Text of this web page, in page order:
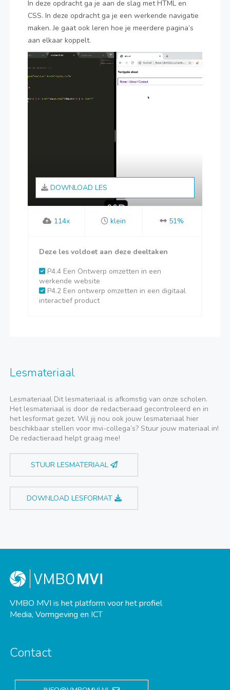
In deze opdracht ga je aan de slag met HTML en
CSS. In deze opdracht ga je een werkende navigatie
maken. Je gaat ook leren hoe je meerdere pagina’s
aan elkaar koppelt.
© VMBO MVI
DOWNLOAD LES
114x klein 51%
Deze les voldoet aan deze deeltaken
P4.4 Een Ontwerp omzetten in een
werkende website
P4.2 Een ontwerp omzetten in een digitaal
interactief product
Lesmateriaal
Lesmateriaal Dit lesmateriaal is afkomstig van onze scholen.
Het lesmateriaal is door de redactieraad gecontroleerd en in
het lesformat gezet. Wil jij nou ook jouw lesmateriaal hier
beschikbaar stellen voor mvi-collega’s? Stuur jouw materiaal in!
De redactieraad helpt graag mee!
STUUR LESMATERIAAL
DOWNLOAD LESFORMAT
VMBO MVI is het platform voor het profiel
Media, Vormgeving en ICT
Contact